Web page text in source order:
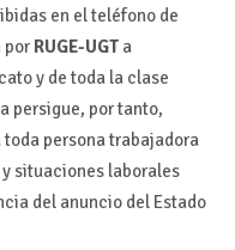
en el teléfono de
porRUGE-UGTa
y de toda la clase
persigue, por tanto,
persona trabajadora
situaciones laborales
del anuncio del Estado